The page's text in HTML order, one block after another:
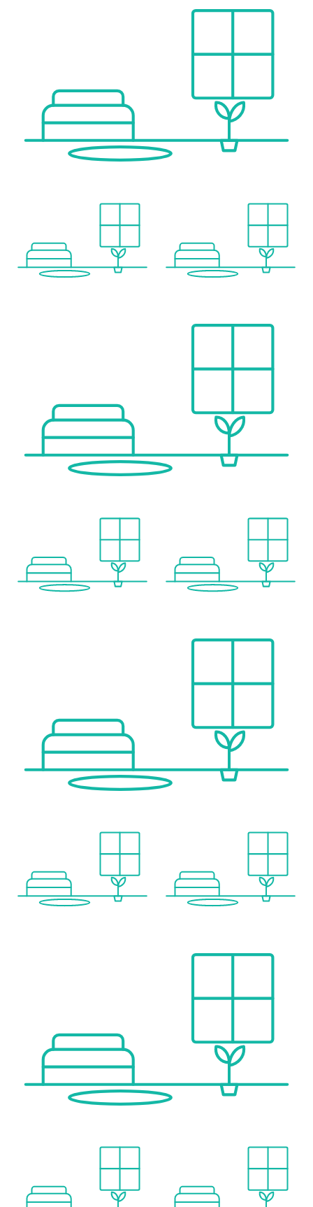
* A new tram line will pass directly by the development area "An der Schanze."
Completion is expected by autumn-2026.
ENERGY PERFORMANCE CERTIFICATE:
FOR QUESTIONS OR VIEWINGS, MR. KEVIN MATYAS IS HAPPY TO ASSIST YOU AT 0664 18 146 55
Wir weisen darauf hin, dass zwischen dem Vermittler und dem zu vermittelnden Dritten ein familiäres oder wirtschaftliches Naheverhältnis besteht.
Der Vermittler ist als Doppelmakler tätig.
Kinder & Schulen
Schule <500m
Universität <1.000m
Höhere Schule <1.500m
Supermarkt <500m
Sonstige
Geldautomat <1.000m
Autobahnanschluss <2.000m
Angaben Entfernung Luftlinie / Quelle: OpenStreetMap